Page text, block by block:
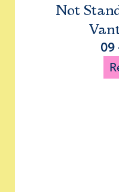
Not
09